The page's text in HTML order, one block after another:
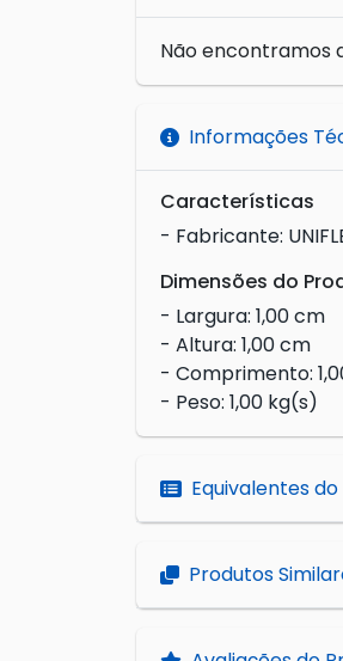
Não encontramos
Informações
Características
- Fabricante:
Dimensões do
- Largura: 1,00 cm
- Altura: 1,00 cm
- Comprimento:
- Peso: 1,00 kg(s)
Equivalentes
Produtos